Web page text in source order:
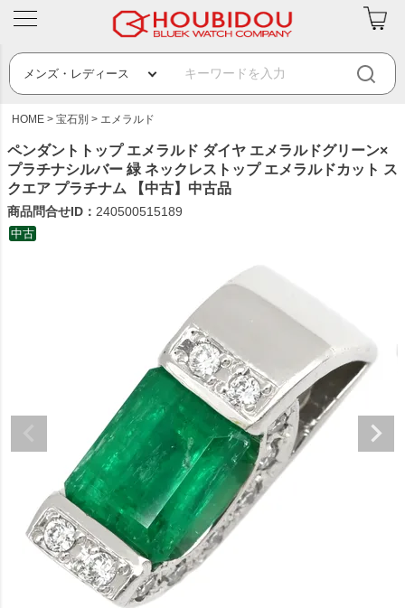
HOME 宝石別 エメラルド
ペンダントトップ エメラルド ダイヤ エメラルドグリーン×
プラチナシルバー 緑 ネックレストップ エメラルドカット ス
クエア プラチナム 【中古】中古品
商品問合せID： 240500515189
中古